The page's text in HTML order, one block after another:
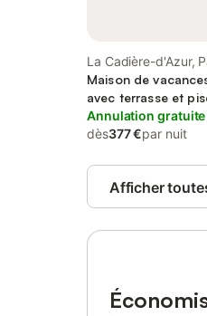
La Cadière-d'Azur,
de la Sainte-Baume
Maison de
avec terrasse et
familles
Annulation gratuite
dès377 €par nuit
Afficher